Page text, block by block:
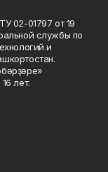
02-01797 от 19
службы по
и
лет.